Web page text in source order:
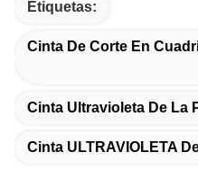
Etiquetas:
Cinta De Corte En
Cinta Ultravioleta De La
Cinta ULTRAVIOLETA